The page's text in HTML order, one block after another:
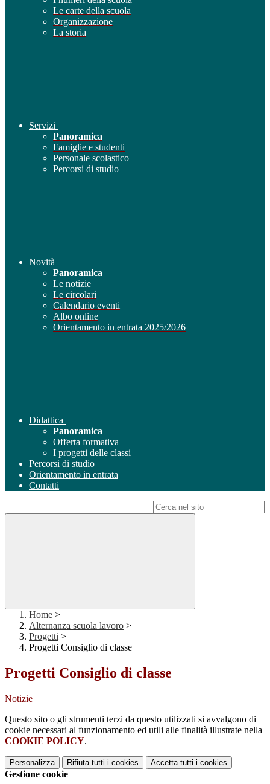
Le carte della scuola
Organizzazione
La storia
Servizi
Panoramica
Famiglie e studenti
Personale scolastico
Percorsi di studio
Novità
Panoramica
Le notizie
Le circolari
Calendario eventi
Albo online
Orientamento in entrata 2025/2026
Didattica
Panoramica
Offerta formativa
I progetti delle classi
Percorsi di studio
Orientamento in entrata
Contatti
Home >
Alternanza scuola lavoro >
Progetti >
Progetti Consiglio di classe
Progetti Consiglio di classe
Notizie
Questo sito o gli strumenti terzi da questo utilizzati si avvalgono di
cookie necessari al funzionamento ed utili alle finalità illustrate nella
COOKIE POLICY.
Personalizza Rifiuta tutti i cookies Accetta tutti i cookies
Gestione cookie